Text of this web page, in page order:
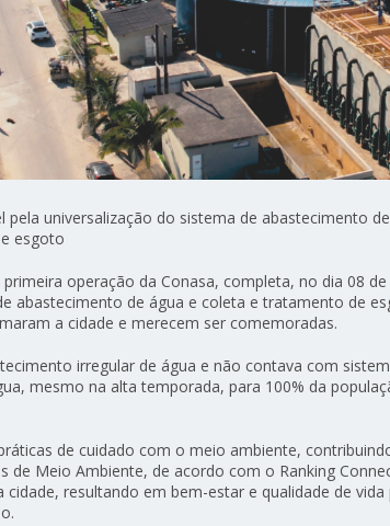
pela universalização do sistema de abastecimento
esgoto
operação da Conasa, completa, no dia 08
abastecimento de água e coleta e tratamento de
a cidade e merecem ser comemoradas.
irregular de água e não contava com
mesmo na alta temporada, para 100% da
de cuidado com o meio ambiente,
de Meio Ambiente, de acordo com o Ranking
resultando em bem-estar e qualidade de